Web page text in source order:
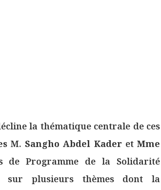
la thématique centrale de ces
M.Sangho Abdel KaderetMme
de Programme de la Solidarité
sur plusieurs thèmes dont la